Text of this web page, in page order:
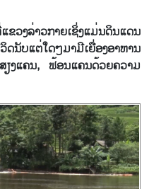
ວງລ່າວກາຍເຊິ່ງແມ່ນດິນແດນ
ນັບແຕ່ໃດໆມາມີເຍື່ອງອາຫານ
ງແຄນ, ຟ້ອນແຄນດ້ວຍຄວາມ